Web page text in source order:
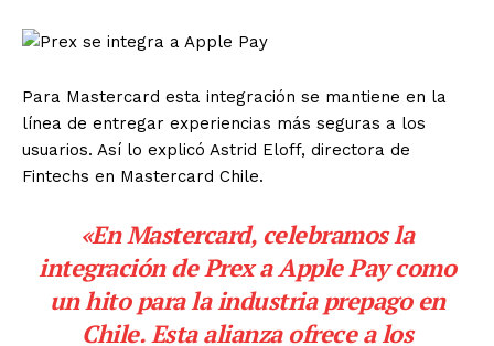
Para Mastercard esta integración se mantiene en la
línea de entregar experiencias más seguras a los
usuarios. Así lo explicó Astrid Eloff, directora de
Fintechs en Mastercard Chile.
«En Mastercard, celebramos la
integración de Prex a Apple Pay como
un hito para la industria prepago en
Chile. Esta alianza ofrece a los